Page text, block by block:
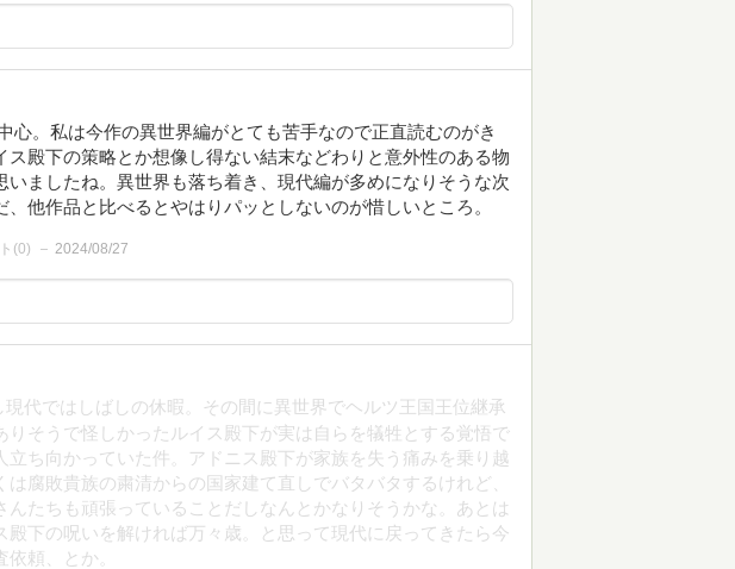
私は今作の異世界編がとても苦手なので正直読むのがき
ス殿下の策略とか想像し得ない結末などわりと意外性のある物
いましたね。異世界も落ち着き、現代編が多めになりそうな次
他作品と比べるとやはりパッとしないのが惜しいところ。
(0) 2024/08/27
現代ではしばしの休暇。その間に異世界でヘルツ王国王位継承
りそうで怪しかったルイス殿下が実は自らを犠牲とする覚悟で
立ち向かっていた件。アドニス殿下が家族を失う痛みを乗り越
は腐敗貴族の粛清からの国家建て直しでバタバタするけれど、
んたちも頑張っていることだしなんとかなりそうかな。あとは
殿下の呪いを解ければ万々歳。と思って現代に戻ってきたら今
頼、とか。